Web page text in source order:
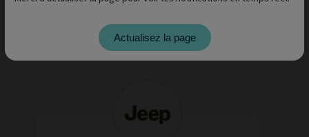
Actualisez la page